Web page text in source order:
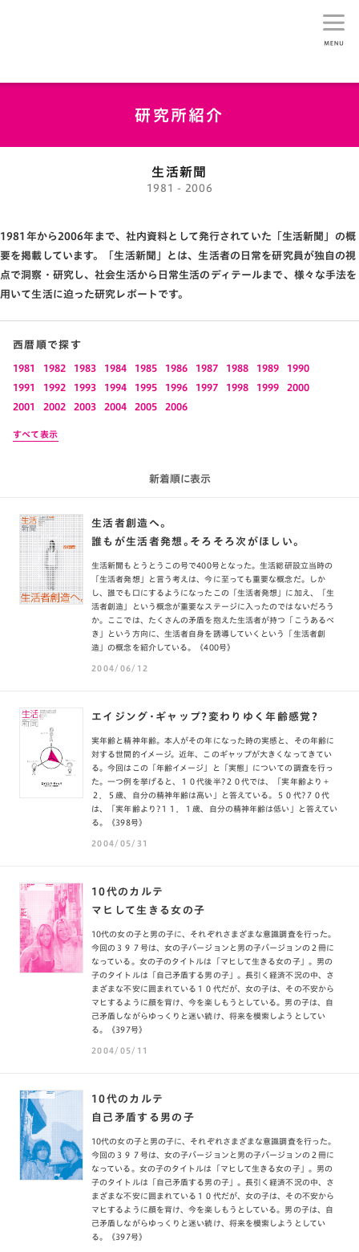
研究所紹介
生活新聞
1981 - 2006
1981年から2006年まで、社内資料として発行されていた「生活新聞」の概
要を掲載しています。「生活新聞」とは、生活者の日常を研究員が独自の視
点で洞察・研究し、社会生活から日常生活のディテールまで、様々な手法を
用いて生活に迫った研究レポートです。
西暦順で探す
1981 1982 1983 1984 1985 1986 1987 1988 1989
1990
1991
1992 1993 1994 1995 1996 1997 1998 1999
2000
2001
2002 2003 2004 2005 2006
すべて表示
新着順に表示
生活者創造へ。
誰もが生活者発想。そろそろ次がほしい。
生活新聞もとうとうこの号で400号となった。生活総研設立当時の
「生活者発想」と言う考えは、今に至っても重要な概念だ。しか
し、誰でも口にするようになったこの「生活者発想」に加え、「生
活者創造」という概念が重要なステージに入ったのではないだろう
か。ここでは、たくさんの矛盾を抱えた生活者が持つ「こうあるべ
き」という方向に、生活者自身を誘導していくという「生活者創
造」の概念を紹介している。《400号》
2004/06/12
エイジング・ギャップ?変わりゆく年齢感覚?
実年齢と精神年齢。本人がその年になった時の実感と、その年齢に
対する世間的イメージ。近年、このギャップが大きくなってきてい
る。今回はこの「年齢イメージ」と「実態」についての調査を行っ
た。一つ例を挙げると、１０代後半?２０代では、「実年齢より＋
２．５歳、自分の精神年齢は高い」と答えている。５０代?７０代
は、「実年齢より?１１．１歳、自分の精神年齢は低い」と答えてい
る。《398号》
2004/05/31
10代のカルテ
マヒして生きる女の子
10代の女の子と男の子に、それぞれさまざまな意識調査を行った。
今回の３９７号は、女の子バージョンと男の子バージョンの２冊に
なっている。女の子のタイトルは「マヒして生きる女の子」。男の
子のタイトルは「自己矛盾する男の子」。長引く経済不況の中、さ
まざまな不安に囲まれている１０代だが、女の子は、その不安から
マヒするように顔を背け、今を楽しもうとしている。男の子は、自
己矛盾しながらゆっくりと迷い続け、将来を模索しようとしてい
る。《397号》
2004/05/11
10代のカルテ
自己矛盾する男の子
10代の女の子と男の子に、それぞれさまざまな意識調査を行った。
今回の３９７号は、女の子バージョンと男の子バージョンの２冊に
なっている。女の子のタイトルは「マヒして生きる女の子」。男の
子のタイトルは「自己矛盾する男の子」。長引く経済不況の中、さ
まざまな不安に囲まれている１０代だが、女の子は、その不安から
マヒするように顔を背け、今を楽しもうとしている。男の子は、自
己矛盾しながらゆっくりと迷い続け、将来を模索しようとしてい
る。《397号》